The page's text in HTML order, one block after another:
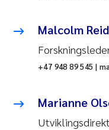
Malcolm Reid
+47 948 89 545 |
Marianne